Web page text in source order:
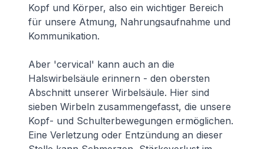
Kopf und Körper, also ein wichtiger Bereich
für unsere Atmung, Nahrungsaufnahme und
Kommunikation.
Aber 'cervical' kann auch an die
Halswirbelsäule erinnern - den obersten
Abschnitt unserer Wirbelsäule. Hier sind
sieben Wirbeln zusammengefasst, die unsere
Kopf- und Schulterbewegungen ermöglichen.
Eine Verletzung oder Entzündung an dieser